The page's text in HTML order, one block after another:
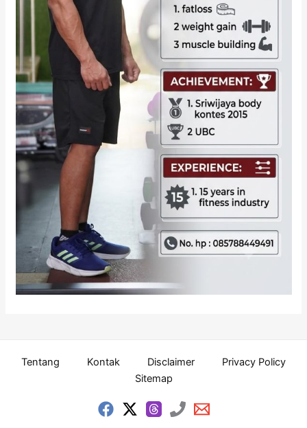
Tentang Kontak Disclaimer
Privacy Policy
Sitemap